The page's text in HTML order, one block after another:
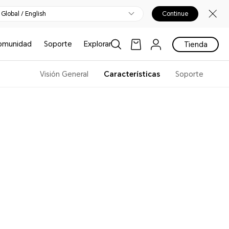
Global / English Continue
Soporte Explorar Tienda
Visión General Características Soporte